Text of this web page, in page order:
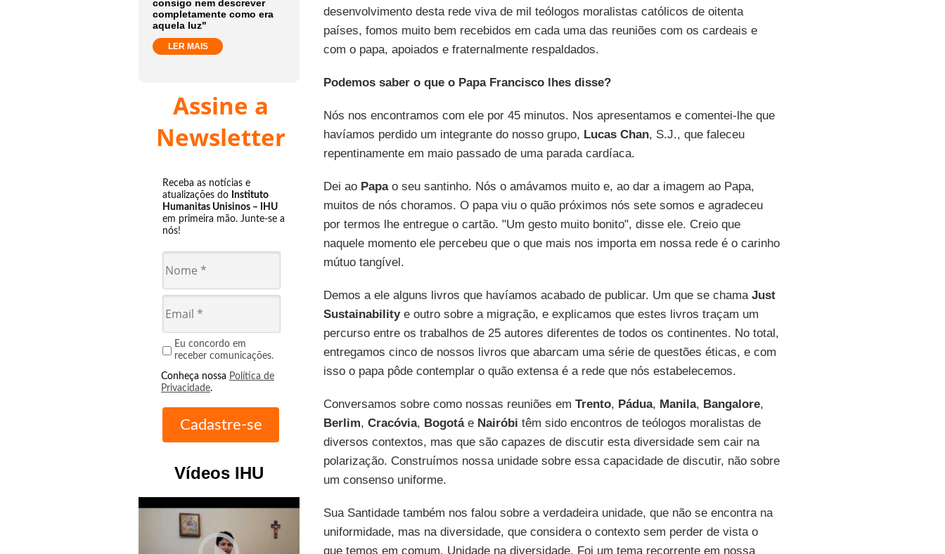
consigo nem descrever
completamente como era
aquela luz"
LER MAIS
Assine a
Newsletter
Receba as notícias e
atualizações do Instituto
Humanitas Unisinos – IHU
em primeira mão. Junte-se a
nós!
Eu concordo em
receber comunicações.
Conheça nossa Política de
Privacidade.
Vídeos IHU
desenvolvimento desta rede viva de mil teólogos moralistas católicos de oitenta
países, fomos muito bem recebidos em cada uma das reuniões com os cardeais e
com o papa, apoiados e fraternalmente respaldados.
Podemos saber o que o Papa Francisco lhes disse?
Nós nos encontramos com ele por 45 minutos. Nos apresentamos e comentei-lhe que
havíamos perdido um integrante do nosso grupo, Lucas Chan, S.J., que faleceu
repentinamente em maio passado de uma parada cardíaca.
Dei ao Papao seu santinho. Nós o amávamos muito e, ao dar a imagem ao Papa,
muitos de nós choramos. O papa viu o quão próximos nós sete somos e agradeceu
por termos lhe entregue o cartão. "Um gesto muito bonito", disse ele. Creio que
naquele momento ele percebeu que o que mais nos importa em nossa rede é o carinho
mútuo tangível.
Demos a ele alguns livros que havíamos acabado de publicar. Um que se chama Just
Sustainabilitye outro sobre a migração, e explicamos que estes livros traçam um
percurso entre os trabalhos de 25 autores diferentes de todos os continentes. No total,
entregamos cinco de nossos livros que abarcam uma série de questões éticas, e com
isso o papa pôde contemplar o quão extensa é a rede que nós estabelecemos.
Conversamos sobre como nossas reuniões em Trento, Pádua, Manila, Bangalore,
Berlim, Cracóvia, Bogotáe Nairóbi têm sido encontros de teólogos moralistas de
diversos contextos, mas que são capazes de discutir esta diversidade sem cair na
polarização. Construímos nossa unidade sobre essa capacidade de discutir, não sobre
um consenso uniforme.
Sua Santidade também nos falou sobre a verdadeira unidade, que não se encontra na
uniformidade, mas na diversidade, que considera o contexto sem perder de vista o
que temos em comum. Unidade na diversidade. Foi um tema recorrente em nossa